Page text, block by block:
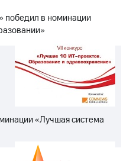
победил в номинации
«Лучшая система